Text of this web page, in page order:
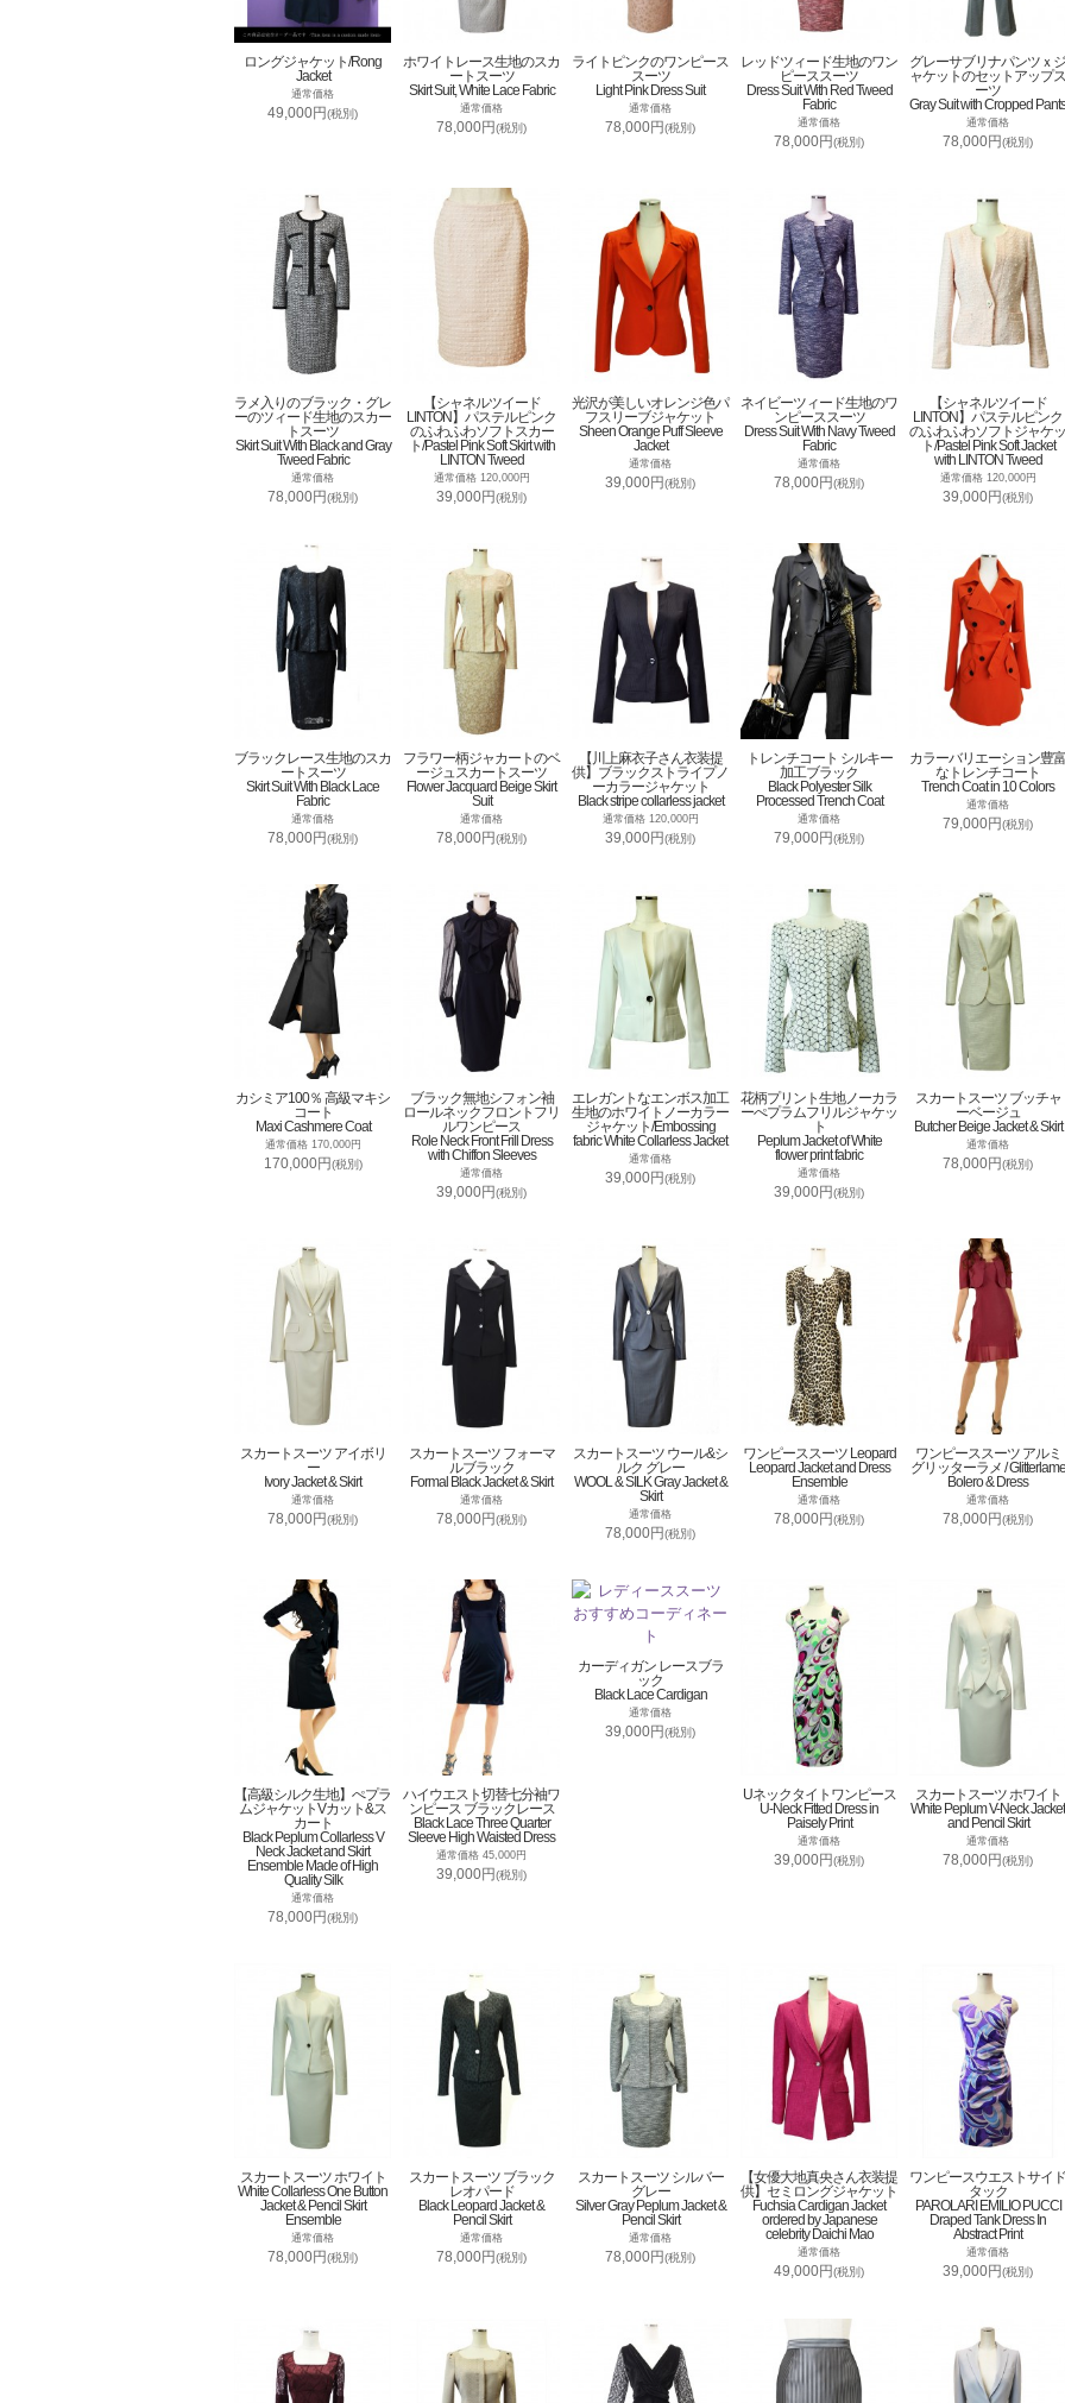
ロングジャケット/Rong
Jacket
通常価格
49,000円(税別)
ホワイトレース生地のスカ
ートスーツ
Skirt Suit, White Lace Fabric
通常価格
78,000円(税別)
ライトピンクのワンピース
スーツ
Light Pink Dress Suit
通常価格
78,000円(税別)
レッドツィード生地のワン
ピーススーツ
Dress Suit With Red Tweed
Fabric
通常価格
78,000円(税別)
グレーサブリナパンツｘジ
ャケットのセットアップス
ーツ
Gray Suit with Cropped Pants
通常価格
78,000円(税別)
ラメ入りのブラック・グレ
ーのツィード生地のスカー
トスーツ
Skirt Suit With Black and Gray
Tweed Fabric
通常価格
78,000円(税別)
【シャネルツイード
LINTON】パステルピンク
のふわふわソフトスカー
ト/Pastel Pink Soft Skirt with
LINTON Tweed
通常価格 120,000円
39,000円(税別)
光沢が美しいオレンジ色パ
フスリーブジャケット
Sheen Orange Puff Sleeve
Jacket
通常価格
39,000円(税別)
ネイビーツィード生地のワ
ンピーススーツ
Dress Suit With Navy Tweed
Fabric
通常価格
78,000円(税別)
【シャネルツイード
LINTON】パステルピンク
のふわふわソフトジャケッ
ト/Pastel Pink Soft Jacket
with LINTON Tweed
通常価格 120,000円
39,000円(税別)
ブラックレース生地のスカ
ートスーツ
Skirt Suit With Black Lace
Fabric
通常価格
78,000円(税別)
フラワー柄ジャカートのベ
ージュスカートスーツ
Flower Jacquard Beige Skirt
Suit
通常価格
78,000円(税別)
【川上麻衣子さん衣装提
供】ブラックストライプノ
ーカラージャケット
Black stripe collarless jacket
通常価格 120,000円
39,000円(税別)
トレンチコート シルキー
加工ブラック
Black Polyester Silk
Processed Trench Coat
通常価格
79,000円(税別)
カラーバリエーション豊富
なトレンチコート
Trench Coat in 10 Colors
通常価格
79,000円(税別)
カシミア100％ 高級マキシ
コート
Maxi Cashmere Coat
通常価格 170,000円
170,000円(税別)
ブラック無地シフォン袖
ロールネックフロントフリ
ルワンピース
Role Neck Front Frill Dress
with Chiffon Sleeves
通常価格
39,000円(税別)
エレガントなエンボス加工
生地のホワイトノーカラー
ジャケット/Embossing
fabric White Collarless Jacket
通常価格
39,000円(税別)
花柄プリント生地ノーカラ
ーぺプラムフリルジャケッ
ト
Peplum Jacket of White
flower print fabric
通常価格
39,000円(税別)
スカートスーツ ブッチャ
ーベージュ
Butcher Beige Jacket & Skirt
通常価格
78,000円(税別)
スカートスーツ アイボリ
ー
Ivory Jacket & Skirt
通常価格
78,000円(税別)
スカートスーツ フォーマ
ルブラック
Formal Black Jacket & Skirt
通常価格
78,000円(税別)
スカートスーツ ウール&シ
ルク グレー
WOOL & SILK Gray Jacket &
Skirt
通常価格
78,000円(税別)
ワンピーススーツ Leopard
Leopard Jacket and Dress
Ensemble
通常価格
78,000円(税別)
ワンピーススーツ アルミ
グリッターラメ / Glitterlame
Bolero & Dress
通常価格
78,000円(税別)
【高級シルク生地】ぺプラ
ムジャケットVカット&ス
カート
Black Peplum Collarless V
Neck Jacket and Skirt
Ensemble Made of High
Quality Silk
通常価格
78,000円(税別)
ハイウエスト切替七分袖ワ
ンピース ブラックレース
Black Lace Three Quarter
Sleeve High Waisted Dress
通常価格 45,000円
39,000円(税別)
カーディガン レースブラ
ック
Black Lace Cardigan
通常価格
39,000円(税別)
Uネックタイトワンピース
U-Neck Fitted Dress in
Paisely Print
通常価格
39,000円(税別)
スカートスーツ ホワイト
White Peplum V-Neck Jacket
and Pencil Skirt
通常価格
78,000円(税別)
スカートスーツ ホワイト
White Collarless One Button
Jacket & Pencil Skirt
Ensemble
通常価格
78,000円(税別)
スカートスーツ ブラック
レオパード
Black Leopard Jacket &
Pencil Skirt
通常価格
78,000円(税別)
スカートスーツ シルバー
グレー
Silver Gray Peplum Jacket &
Pencil Skirt
通常価格
78,000円(税別)
【女優大地真央さん衣装提
供】セミロングジャケット
Fuchsia Cardigan Jacket
ordered by Japanese
celebrity Daichi Mao
通常価格
49,000円(税別)
ワンピースウエストサイド
タック
PAROLARI EMILIO PUCCI
Draped Tank Dress In
Abstract Print
通常価格
39,000円(税別)